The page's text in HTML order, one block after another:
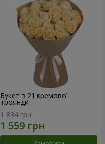
Букет з 21 кремової
троянди
1 834 грн